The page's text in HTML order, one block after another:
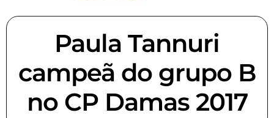
Paula Tannuri
campeã do grupo B
no CP Damas 2017